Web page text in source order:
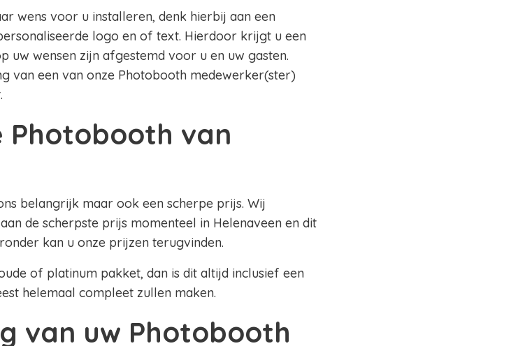
wens voor u installeren, denk hierbij aan een
logo en of text. Hierdoor krijgt u een
uw wensen zijn afgestemd voor u en uw gasten.
van een van onze Photobooth medewerker(ster)
Photobooth van
belangrijk maar ook een scherpe prijs. Wij
de scherpste prijs momenteel in Helenaveen en dit
kan u onze prijzen terugvinden.
of platinum pakket, dan is dit altijd inclusief een
helemaal compleet zullen maken.
van uw Photobooth